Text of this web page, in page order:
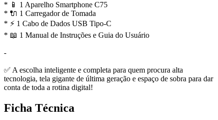
* 📱 1 Aparelho Smartphone C75
* 🔌 1 Carregador de Tomada
* ⚡ 1 Cabo de Dados USB Tipo-C
* 📖 1 Manual de Instruções e Guia do Usuário
-
✅ A escolha inteligente e completa para quem procura alta
tecnologia, tela gigante de última geração e espaço de sobra para dar
conta de toda a rotina digital!
Ficha Técnica